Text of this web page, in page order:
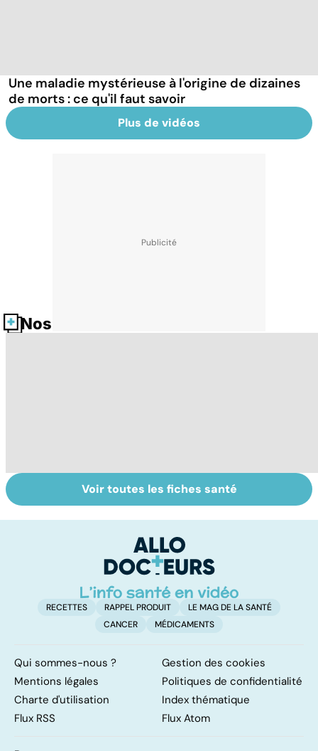
Une maladie mystérieuse à l'origine de dizaines
de morts : ce qu'il faut savoir
Plus de vidéos
Nos fiches santé
La tuberculose
pulmonaire
Tout savoir sur
les infections
Voir toutes les fiches santé
RECETTES RAPPEL PRODUIT
LE MAG DE LA SANTÉ
CANCER
MÉDICAMENTS
Qui sommes-nous ?
Gestion des cookies
Mentions légales
Politiques de confidentialité
Charte d'utilisation
Index thématique
Flux RSS
Flux Atom